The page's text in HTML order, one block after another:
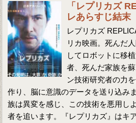
「レプリカズ
レあらすじ結末
レプリカズ
リカ映画。死んだ
してロボットに移
者、死んだ家族を
ン技術研究者の力
作り、脳に意識のデータを送り込み
族は異変を感じ、この技術を悪用し
者を追います。『レプリカズ』はキ